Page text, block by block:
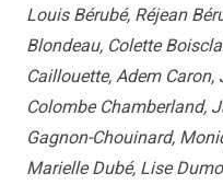
Louis Bérubé, Réjean
Blondeau, Colette
Caillouette, Adem
Colombe Chamberland,
Gagnon-Chouinard,
Marielle Dubé, Lise